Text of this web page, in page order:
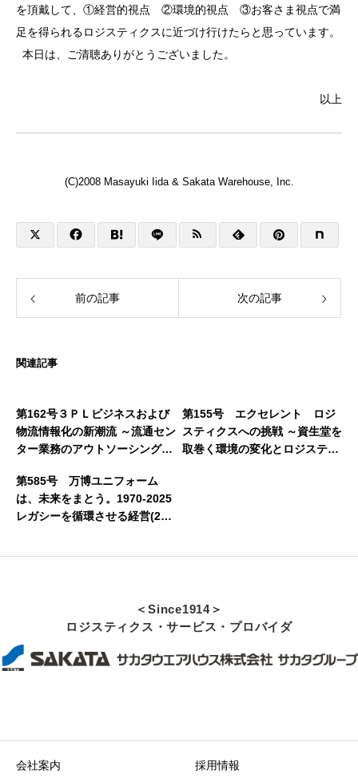
を頂戴して、①経営的視点 ②環境的視点 ③お客さま視点で満
足を得られるロジスティクスに近づけ行けたらと思っています。
本日は、ご清聴ありがとうございました。
以上
(C)2008 Masayuki Iida & Sakata Warehouse, Inc.
前の記事 次の記事
関連記事
第162号３ＰＬビジネスおよび
物流情報化の新潮流 ～流通セン
ター業務のアウトソーシングと
（後編）(2008年12月16日発行)
第155号 エクセレント ロジ
スティクスへの挑戦 ～資生堂を
取巻く環境の変化とロジスティ
第585号 万博ユニフォーム
は、未来をまとう。1970-2025
レガシーを循環させる経営(202
＜Since1914＞
ロジスティクス・サービス・プロバイダ
会社案内 採用情報